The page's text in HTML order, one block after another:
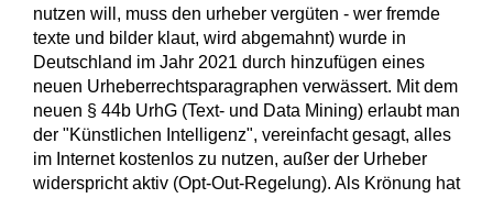
nutzen will, muss den urheber vergüten - wer fremde
texte und bilder klaut, wird abgemahnt) wurde in
Deutschland im Jahr 2021 durch hinzufügen eines
neuen Urheberrechtsparagraphen verwässert. Mit dem
neuen § 44b UrhG (Text- und Data Mining) erlaubt man
der "Künstlichen Intelligenz", vereinfacht gesagt, alles
im Internet kostenlos zu nutzen, außer der Urheber
widerspricht aktiv (Opt-Out-Regelung). Als Krönung hat